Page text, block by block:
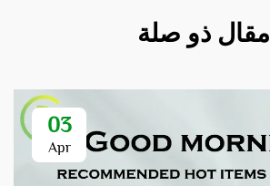
مقال ذو صلة
03
Apr